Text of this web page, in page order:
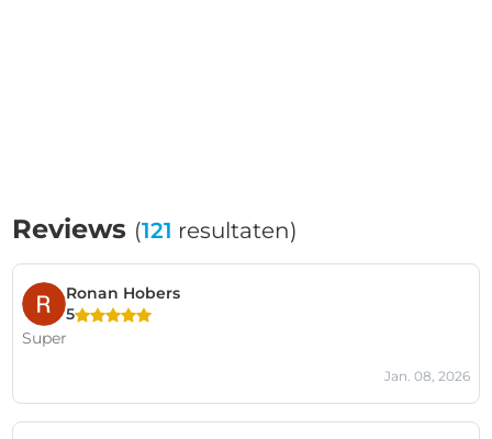
Reviews (121 resultaten)
Ronan Hobers
5
Super
Jan. 08, 2026